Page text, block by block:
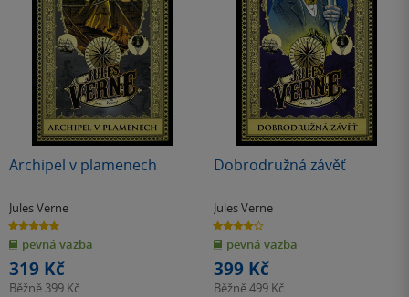
Archipel v plamenech
Jules Verne
5.0
z
5
hvězdiček
pevná vazba
319 Kč
Běžně 399 Kč
Dobrodružná závěť
Jules Verne
4.0
z
5
hvězdiček
pevná vazba
399 Kč
Běžně499 Kč